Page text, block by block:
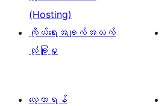
(Hosting)
ကိုယ်ရေးအချက်အလက်
လုံခြုံမှု
လေ့လာရန်